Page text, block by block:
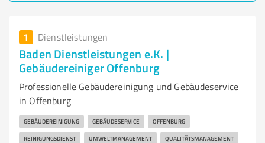
1 Dienstleistungen
Baden Dienstleistungen e.K. |
Gebäudereiniger Offenburg
Professionelle Gebäudereinigung und Gebäudeservice
in Offenburg
GEBÄUDEREINIGUNG GEBÄUDESERVICE OFFENBURG
REINIGUNGSDIENST UMWELTMANAGEMENT QUALITÄTSMANAGEMENT